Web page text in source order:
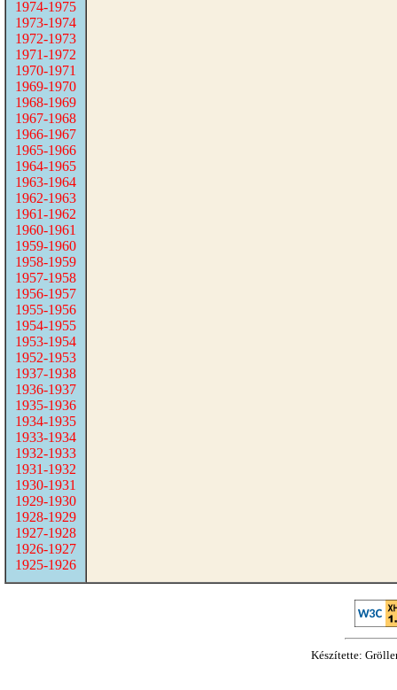
1974-1975
1973-1974
1972-1973
1971-1972
1970-1971
1969-1970
1968-1969
1967-1968
1966-1967
1965-1966
1964-1965
1963-1964
1962-1963
1961-1962
1960-1961
1959-1960
1958-1959
1957-1958
1956-1957
1955-1956
1954-1955
1953-1954
1952-1953
1937-1938
1936-1937
1935-1936
1934-1935
1933-1934
1932-1933
1931-1932
1930-1931
1929-1930
1928-1929
1927-1928
1926-1927
1925-1926
Készítette: